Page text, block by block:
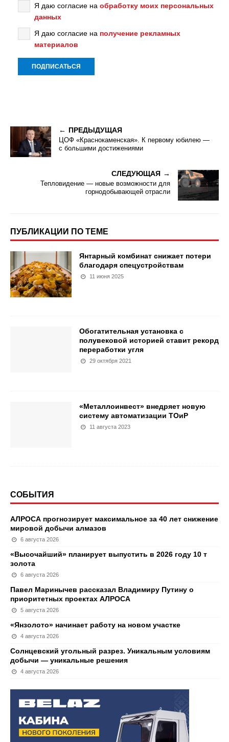
Я даю согласие на обработку моих персональных
данных
Я даю согласие на получение рекламных
материалов
ПРЕДЫДУЩАЯ
ЦОФ «Краснокаменская». К первому юбилею —
с большими достижениями
СЛЕДУЮЩАЯ
Тепловидение — новые возможности для
горнодобывающей отрасли
ПУБЛИКАЦИИ ПО ТЕМЕ
Янтарный комбинат снижает потери
благодаря спецустройствам
11 июня 2025
Обогатительная установка с
полувековой историей ставит рекорд
переработки угля
29 октября 2021
«Металлоинвест» внедряет новую
систему автоматизации ТОиР
11 августа 2023
СОБЫТИЯ
АЛРОСА прогнозирует максимальное за 40 лет снижение
мировой добычи алмазов
6 августа 2026
«Высочайший» планирует выпустить в 2026 году 10 т
золота
6 августа 2026
Павел Маринычев рассказал Владимиру Путину о
приоритетных проектах АЛРОСА
5 августа 2026
«Янзолото» начинает работу на новом участке
4 августа 2026
Солнцевский угольный разрез. Уникальным условиям
добычи — уникальные решения
4 августа 2026